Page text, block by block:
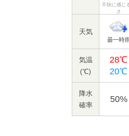
不快に感じ
さ
天気
曇一時
気温
(℃)
28℃
20℃
降水
確率
50%